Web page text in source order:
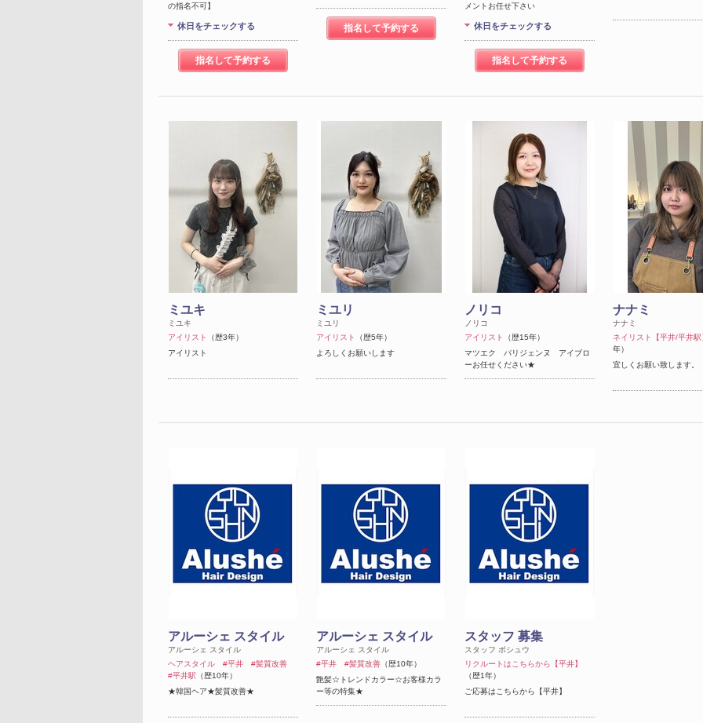
の指名不可】
休日をチェックする
指名して予約する
指名して予約する
メントお任せ下さい
休日をチェックする
指名して予約する
ミユキ
ミユキ
アイリスト
（歴3年）
アイリスト
ミユリ
ミユリ
アイリスト
（歴5年）
よろしくお願いします
ノリコ
ノリコ
アイリスト
（歴15年）
マツエク パリジェンヌ アイブロ
ーお任せください★
ナナミ
ナナミ
ネイリスト【平井/平井駅
年）
宜しくお願い致します。
アルーシェ スタイル
アルーシェ スタイル
ヘアスタイル #平井 #髪質改善
#平井駅 （歴10年）
★韓国ヘア★髪質改善★
アルーシェ スタイル
アルーシェ スタイル
#平井 #髪質改善（歴10年）
艶髪☆トレンドカラー☆お客様カラ
ー等の特集★
スタッフ 募集
スタッフ ボシュウ
リクルートはこちらから【平井】
（歴1年）
ご応募はこちらから【平井】